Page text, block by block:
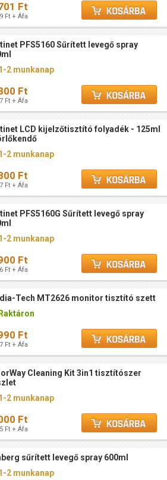
Ft
Ft + Áfa
PFS5160 Sűrített levegő spray
2 munkanap
Ft
Ft + Áfa
LCD kijelzőtisztító folyadék - 125ml
2 munkanap
Ft
Ft + Áfa
PFS5160G Sűrített levegő spray
2 munkanap
Ft
Ft + Áfa
Tech MT2626 monitor tisztító szett
Raktáron
Ft
Ft + Áfa
Cleaning Kit 3in1 tisztítószer
2 munkanap
Ft
Ft + Áfa
sűrített levegő spray 600ml
2 munkanap